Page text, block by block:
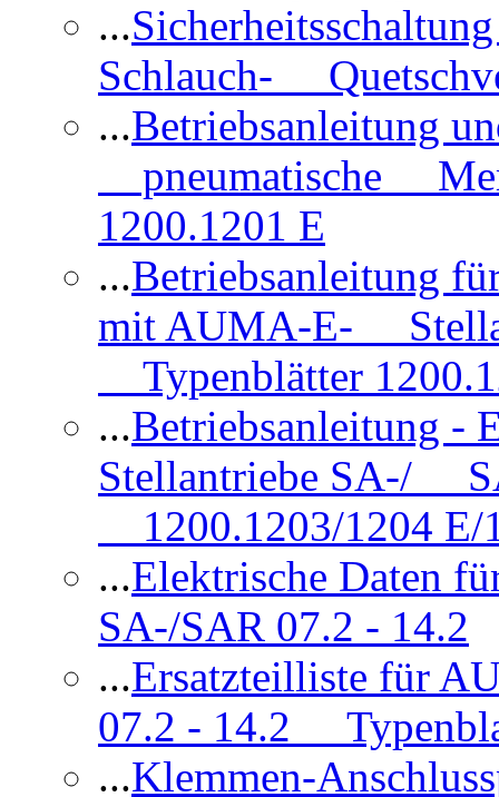
...
Schlauch-
...Betriebsanleitung
pneumatische
1200.1201 E
...Betriebsanleitung
mit AUMA-E-
Typenblätter
...Betriebsanleitung
Stellantriebe SA-/
1200.1203/1204 E/
...Elektrische Daten
SA-/SAR 07.2 - 14.2
...Ersatzteilliste für
07.2 - 14.2
...Klemmen-